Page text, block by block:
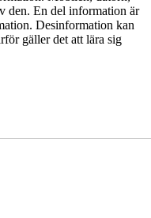
den. En del information är
Desinformation kan
gäller det att lära sig